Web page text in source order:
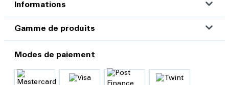
Informations
Gamme de produits
Modes de paiement